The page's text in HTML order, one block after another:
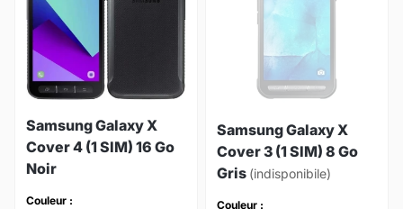
Samsung Galaxy X
Cover 4 (1 SIM) 16 Go
Noir
Couleur :
Samsung Galaxy X
Cover 3 (1 SIM) 8 Go
Gris (indisponibile)
Couleur :